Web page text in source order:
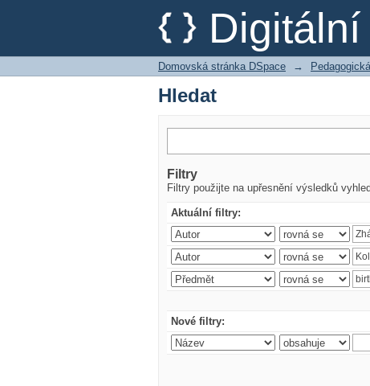
Hledat
Domovská stránka DSpace →
Hledat
Filtry
Filtry použijte na upřesnění výsledků
Aktuální filtry:
Nové filtry: